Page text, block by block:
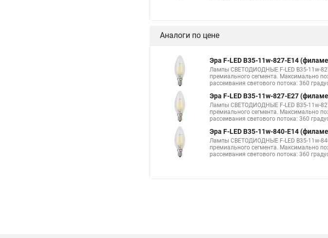
Аналоги по цене
Эра F-LED B35-11w-827-E14
Лампы СВЕТОДИОДНЫЕ F-LED B35-11w-
премиального сегмента. Максимально
рассеивания светового потока: 360
Эра F-LED B35-11w-827-E27
Лампы СВЕТОДИОДНЫЕ F-LED B35-11w-
премиального сегмента. Максимально
рассеивания светового потока: 360
Эра F-LED B35-11w-840-E14
Лампы СВЕТОДИОДНЫЕ F-LED B35-11w-
премиального сегмента. Максимально
рассеивания светового потока: 360